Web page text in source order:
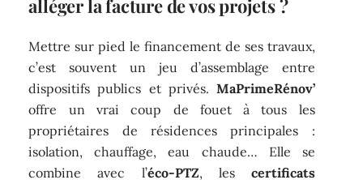
alléger la facture de vos projets ?
Mettre sur pied le financement de ses travaux,
c’est souvent un jeu d’assemblage entre
dispositifs publics et privés. MaPrimeRénov’
offre un vrai coup de fouet à tous les
propriétaires de résidences principales :
isolation, chauffage, eau chaude… Elle se
combine avec l’éco-PTZ, les certificats